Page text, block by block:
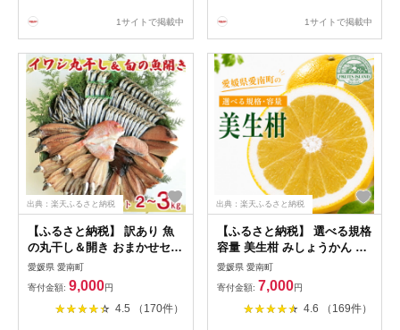
内晩柑 柑橘 刺身 ハマスイ 愛
1サイトで掲載中
限定 ジュース フルーツ 果物
町 愛媛県
1サイトで掲載中
出典：楽天ふるさと納税
【ふるさと納税】 訳あり 魚
の丸干し＆開き おまかせセッ
ト 2kg 2.5kg 3kg 選べる内容
量 魚 海鮮 干物 ひもの 丸干
し 切り身 おつまみ おかず 人
気 珍味 グルメ 規格外 国産
愛媛県 愛南町
寄付金額: 9,000円
4.5 （170件）
出典：楽天ふるさと納税
【ふるさと納税】 選べる規格
容量 美生柑 みしょうかん 贈
答用 訳あり 小玉 3.5kg 5kg
7kg 7.5kg 10kg 河内晩柑 不
揃い サイズミックス 傷あり
ばんかん フルーツ 果物 くだ
愛媛県 愛南町
寄付金額: 7,000円
4.6 （169件）